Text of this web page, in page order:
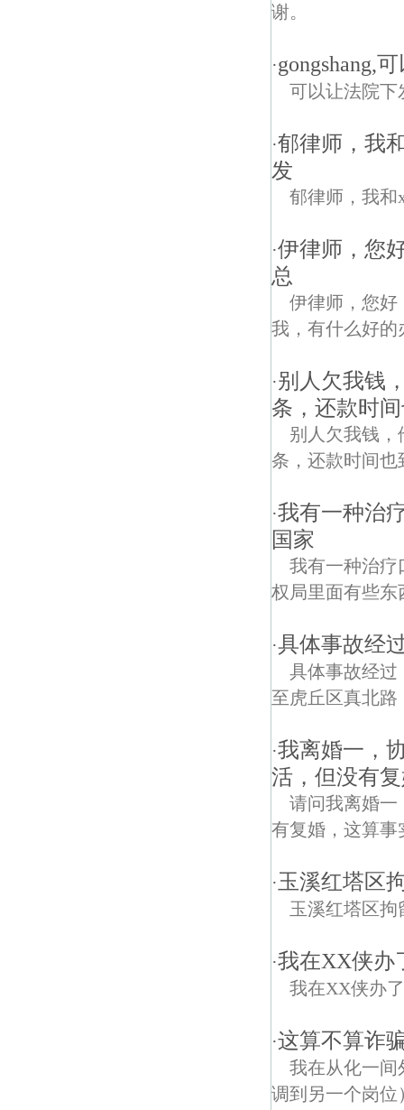
谢。
·gongshang,
可以让法院下
·郁律师，我
发
郁律师，我和
·伊律师，您
总
伊律师，您好
我，有什么好的
·别人欠我钱
条，还款时
别人欠我钱，
条，还款时间
·我有一种治
国家
我有一种治疗
权局里面有些东
·具体事故经
具体事故经过
至虎丘区真北路
·我离婚一，
活，但没有
请问我离婚一
有复婚，这算事
·玉溪红塔区
玉溪红塔区拘
·我在XX侠办
我在XX侠办
·这算不算诈
我在从化一间
调到另一个岗位